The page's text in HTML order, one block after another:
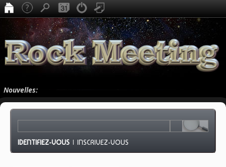
Nouvelles:
IDENTIFIEZ-VOUS |INSCRIVEZ-VOUS